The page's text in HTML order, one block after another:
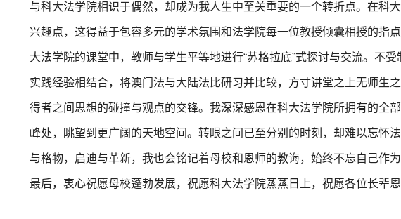
与科大法学院相识于偶然，却成为我人生中至关重要的一个转折点。在科
兴趣点，这得益于包容多元的学术氛围和法学院每一位教授倾囊相授的指
大法学院的课堂中，教师与学生平等地进行“苏格拉底”式探讨与交流。不
实践经验相结合，将澳门法与大陆法比研习并比较，方寸讲堂之上无师生
得者之间思想的碰撞与观点的交锋。我深深感恩在科大法学院所拥有的全
峰处，眺望到更广阔的天地空间。转眼之间已至分别的时刻，却难以忘怀
与格物，启迪与革新，我也会铭记着母校和恩师的教诲，始终不忘自己作
最后，衷心祝愿母校蓬勃发展，祝愿科大法学院蒸蒸日上，祝愿各位长辈